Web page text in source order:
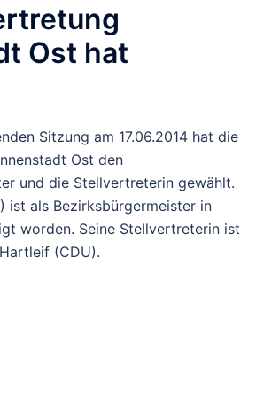
Ost hat
Sitzung am 17.06.2014 hat die
Ost den
und die Stellvertreterin gewählt.
ist als Bezirksbürgermeister in
worden. Seine Stellvertreterin ist
(CDU).